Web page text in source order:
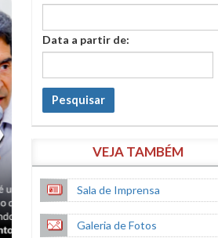
Data a partir de:
Pesquisar
VEJA TAMBÉM
Sala de Imprensa
Galeria de Fotos